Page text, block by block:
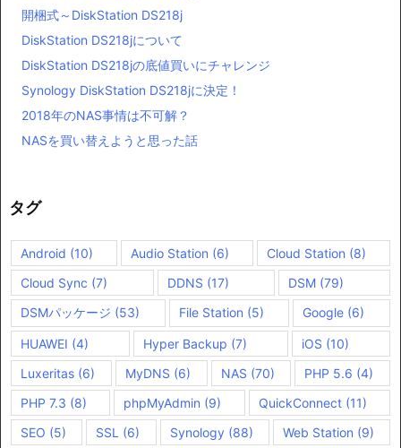
開梱式～DiskStation DS218j
DiskStation DS218jについて
DiskStation DS218jの底値買いにチャレンジ
Synology DiskStation DS218jに決定！
2018年のNAS事情は不可解？
NASを買い替えようと思った話
タグ
Android (10) Audio Station (6) Cloud Station (8)
Cloud Sync (7) DDNS (17) DSM (79)
DSMパッケージ (53) File Station (5) Google (6)
HUAWEI (4) Hyper Backup (7) iOS (10)
Luxeritas (6) MyDNS (6) NAS (70) PHP 5.6 (4)
PHP 7.3 (8) phpMyAdmin (9) QuickConnect(11)
SEO (5) SSL (6) Synology (88) Web Station (9)